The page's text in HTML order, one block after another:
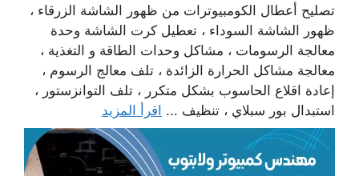
تصليح أعطال الكومبيوترات من ظهور الشاشة الزرقاء ،
ظهور الشاشة السوداء ، تعطيل كرت الشاشة وحدة
معالجة الرسومات ، مشاكل وحدات الطاقة و التغذية ،
معالجة مشاكل الحرارة الزائدة ، تلف معالج الرسوم ،
إعادة اقلاع الحاسوب بشكل متكرر ، تلف التوانزستور ،
استبدال بور سبلاي ، تنظيف ... اقرأ المزيد